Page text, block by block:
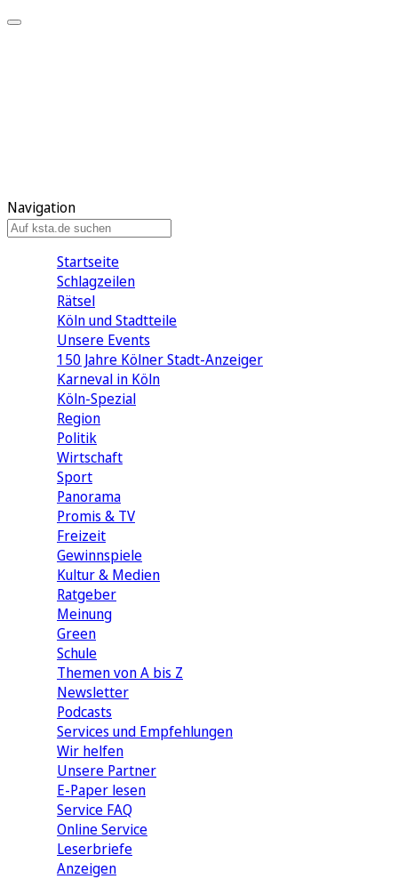
Navigation
Startseite
Schlagzeilen
Rätsel
Köln und Stadtteile
Unsere Events
150 Jahre Kölner Stadt-Anzeiger
Karneval in Köln
Köln-Spezial
Region
Politik
Wirtschaft
Sport
Panorama
Promis & TV
Freizeit
Gewinnspiele
Kultur & Medien
Ratgeber
Meinung
Green
Schule
Themen von A bis Z
Newsletter
Podcasts
Services und Empfehlungen
Wir helfen
Unsere Partner
E-Paper lesen
Service FAQ
Online Service
Leserbriefe
Anzeigen